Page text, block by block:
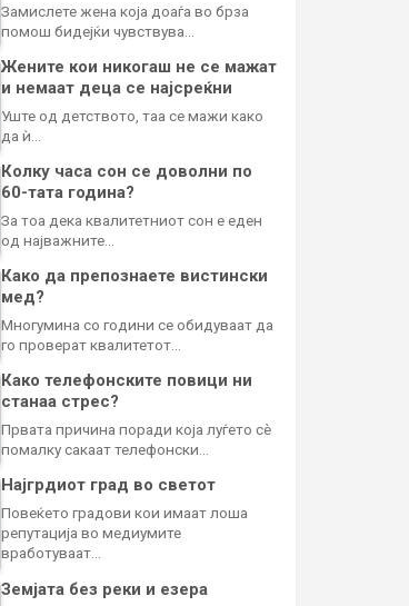
Замислете жена која доаѓа во брза
помош бидејќи чувствува…
Жените кои никогаш не се мажат
и немаат деца се најсреќни
Уште од детството, таа се мажи како
да ѝ…
Колку часа сон се доволни по
60-тата година?
За тоа дека квалитетниот сон е еден
од најважните…
Како да препознаете вистински
мед?
Многумина со години се обидуваат да
го проверат квалитетот…
Како телефонските повици ни
станаа стрес?
Првата причина поради која луѓето сè
помалку сакаат телефонски…
Најгрдиот град во светот
Повеќето градови кои имаат лоша
репутација во медиумите
вработуваат…
Земјата без реки и езера